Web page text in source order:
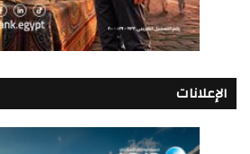
الإعلانات